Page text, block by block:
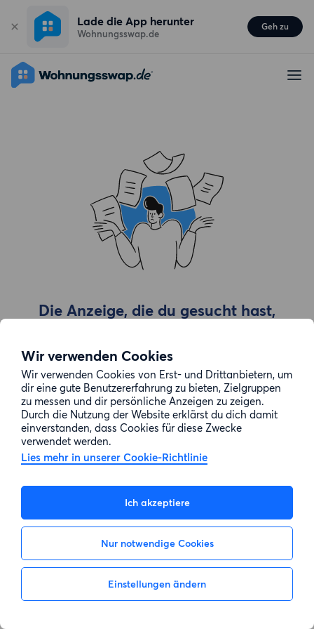
Wir verwenden Cookies
Wir verwenden Cookies von Erst- und Drittanbietern, um
dir eine gute Benutzererfahrung zu bieten, Zielgruppen
zu messen und dir persönliche Anzeigen zu zeigen.
Durch die Nutzung der Website erklärst du dich damit
einverstanden, dass Cookies für diese Zwecke
verwendet werden.
Lies mehr in unserer Cookie-Richtlinie
Ich akzeptiere
Nur notwendige Cookies
Einstellungen ändern
Lade die App herunter
Wohnungsswap.de
Geh zu
Die Anzeige, die du gesucht hast,
Zur Suche gehen